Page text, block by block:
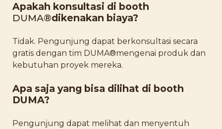
Apakah konsultasi di booth
DUMA®dikenakan biaya?
Tidak. Pengunjung dapat berkonsultasi secara
gratis dengan tim DUMA®mengenai produk dan
kebutuhan proyek mereka.
Apa saja yang bisa dilihat di booth
DUMA?
Pengunjung dapat melihat dan menyentuh